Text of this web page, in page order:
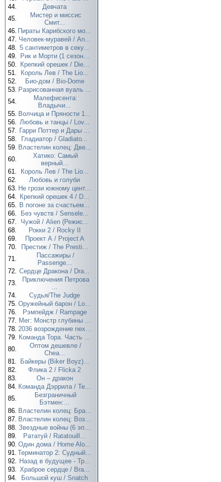
44.
Девчата
45.
Мистер и миссис
Смит...
46. Пираты Карибского мо...
47. Человек-муравей / An...
48. 5 сантиметров в секу...
49.
Рик и Морти (1 сезон...
50.
Крепкий орешек / Die...
51.
Король Лев / The Lio...
52.
Био-дом / Bio-Dome
53. Разрисованная вуаль ...
54.
Малефисента:
Владычи...
55. Волчица и Пряности 1...
56. Любовь и танцы / Lov...
57. Гарри Поттер и Дары ...
58.
Гладиатор / Gladiato...
59. Властелин колец: Две...
60.
Хатико: Самый
верный...
61.
Король Лев / The Lio...
62.
Любовь и голуби
63. Не грози южному цент...
64. Крепкий орешек 4 / D...
65. В погоне за счастьем...
66.
Без чувств / Sensele...
67.
Чужой / Alien (Режис...
68.
Рокки 2 / Rocky II
69.
Проект А / Project A
70.
Престиж / The Presti...
71.
Пассажиры /
Passenge...
72. Сердце Дракона / Dra...
73.
Приключения Петрова
...
74.
Судья/The Judge
75. Оружейный барон / Lo...
76.
Рэмпейдж / Rampage
77. Мег: Монстр глубины ...
78. 2036 возрождение nex...
79. Команда Тора. Часть ...
80.
Оптом дешевле /
Chea...
81.
Байкеры (Biker Boyz)...
82.
Флика 2 / Flicka 2
83.
Он – дракон
84. Команда Дэррила / Te...
85.
Безграничный
Бэтмен:...
86. Властелин колец: Бра...
87. Властелин колец: Воз...
88. Звездные войны (6 эп...
89.
Рататуй / Ratatouill...
90. Один дома / Home Alo...
91. Терминатор 2: Судный...
92. Назад в будущее - Тр...
93. Храброе сердце / Bra...
94.
Большой куш / Snatch